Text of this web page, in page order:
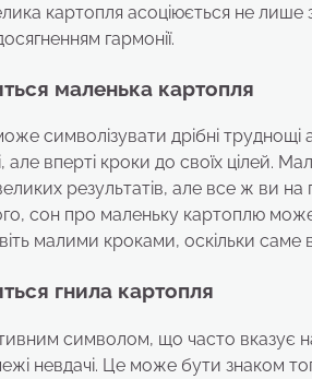
картопля асоціюється не
гармонії.
маленька картопля
символізувати дрібні
вперті кроки до своїх цілей.
результатів, але все ж ви
сон про маленьку картоплю
малими кроками, оскільки
гнила картопля
символом, що часто вказує
невдачі. Це може бути знаком